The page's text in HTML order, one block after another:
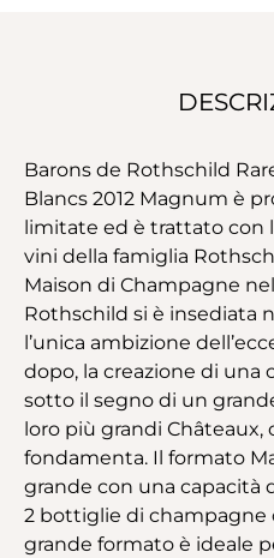
Barons de Rothschild
Blancs 2012 Magnum è
limitate ed è trattato con
vini della famiglia
Maison di Champagne
Rothschild si è insediata
l’unica ambizione
dopo, la creazione di una
sotto il segno di un
loro più grandi Châteaux,
fondamenta. Il formato
grande con una capacità
2 bottiglie di champagne
grande formato è ideale